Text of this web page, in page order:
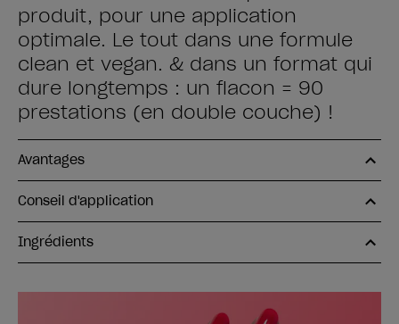
produit, pour une application
optimale. Le tout dans une formule
clean et vegan. & dans un format qui
dure longtemps : un flacon = 90
prestations (en double couche) !
Avantages
Conseil d'application
Ingrédients